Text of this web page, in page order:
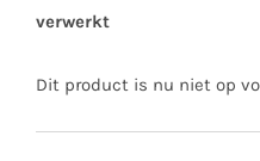
verwerkt
Dit product is nu niet op